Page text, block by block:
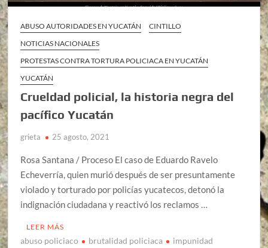
ABUSO AUTORIDADES EN YUCATÁN
CINTILLO
NOTICIAS NACIONALES
PROTESTAS CONTRA TORTURA POLICIACA EN YUCATÁN
YUCATÁN
Crueldad policial, la historia negra del
pacífico Yucatán
grieta 25 agosto, 2021
Rosa Santana / Proceso El caso de Eduardo Ravelo
Echeverría, quien murió después de ser presuntamente
violado y torturado por policías yucatecos, detonó la
indignación ciudadana y reactivó los reclamos …
LEER MÁS
abuso policiaco brutalidad policiaca
impunidad